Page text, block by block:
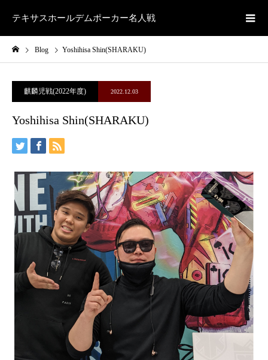
テキサスホールデムポーカー名人戦
Blog Yoshihisa Shin(SHARAKU)
麒麟児戦(2022年度) 2022.12.03
Yoshihisa Shin(SHARAKU)